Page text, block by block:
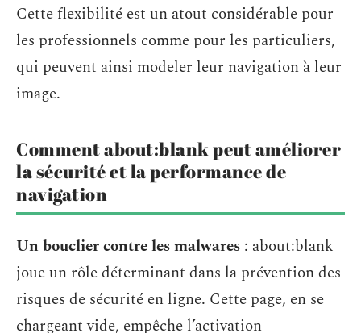
Cette flexibilité est un atout considérable pour
les professionnels comme pour les particuliers,
qui peuvent ainsi modeler leur navigation à leur
image.
Comment about:blank peut améliorer
la sécurité et la performance de
navigation
Un bouclier contre les malwares : about:blank
joue un rôle déterminant dans la prévention des
risques de sécurité en ligne. Cette page, en se
chargeant vide, empêche l’activation